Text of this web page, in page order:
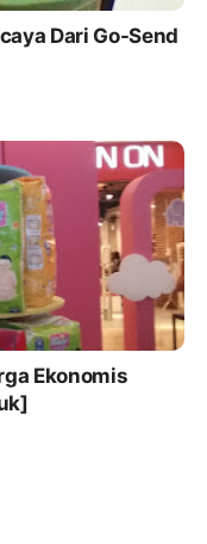
Dari Go-Send
Ekonomis